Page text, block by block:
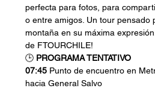
perfecta para fotos, para
o entre amigos. Un tour pensado
montaña en su máxima
de FTOURCHILE!
🕒 PROGRAMA TENTATIVO
07:45 Punto de encuentro en
hacia General Salvo